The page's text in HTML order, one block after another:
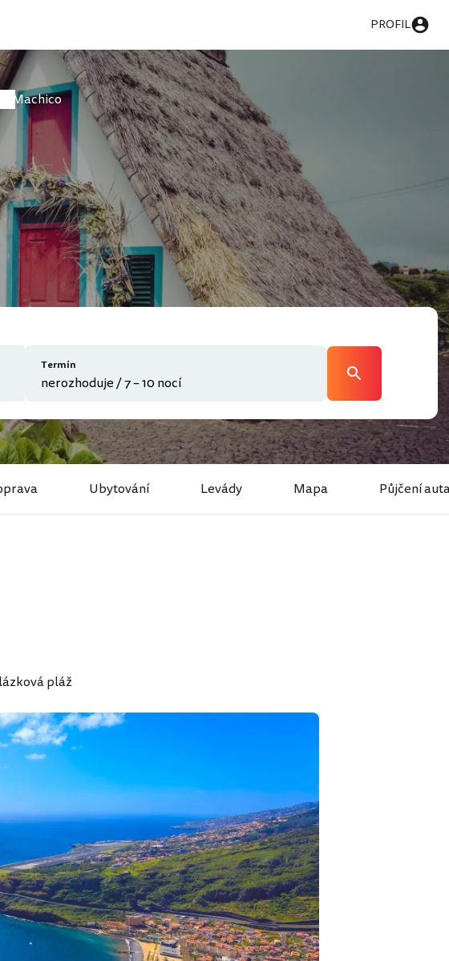
PROFIL
Machico
Termín
Ubytování Levády Mapa Půjčení
pláž